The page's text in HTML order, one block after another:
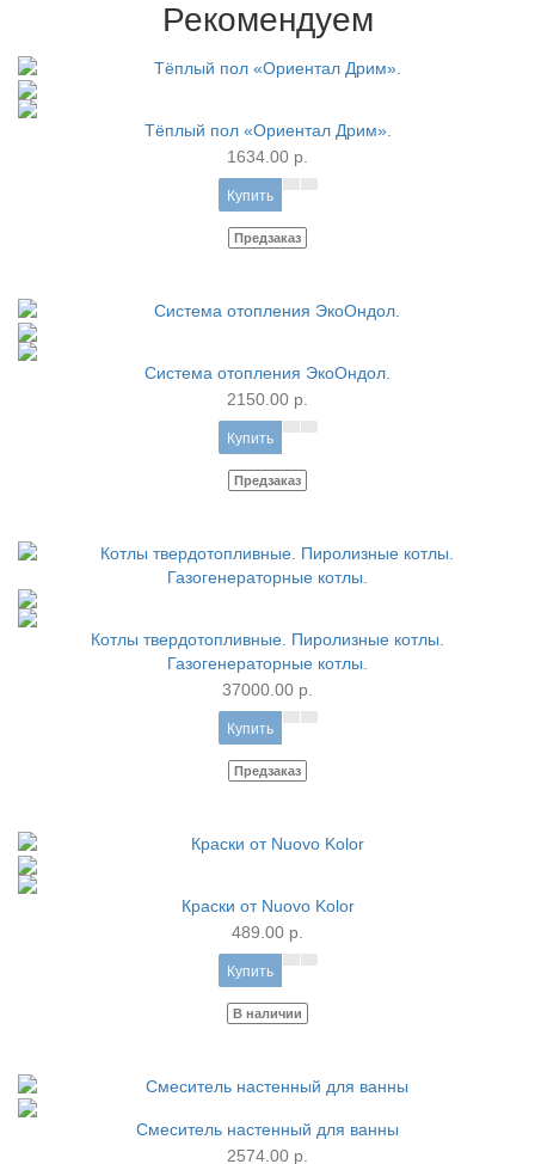
Рекомендуем
Тёплый пол «Ориентал Дрим».
1634.00 р.
Купить
Предзаказ
Система отопления ЭкоОндол.
2150.00 р.
Купить
Предзаказ
Котлы твердотопливные. Пиролизные котлы.
Газогенераторные котлы.
37000.00 р.
Купить
Предзаказ
Краски от Nuovo Kolor
489.00 р.
Купить
В наличии
Смеситель настенный для ванны
2574.00 р.